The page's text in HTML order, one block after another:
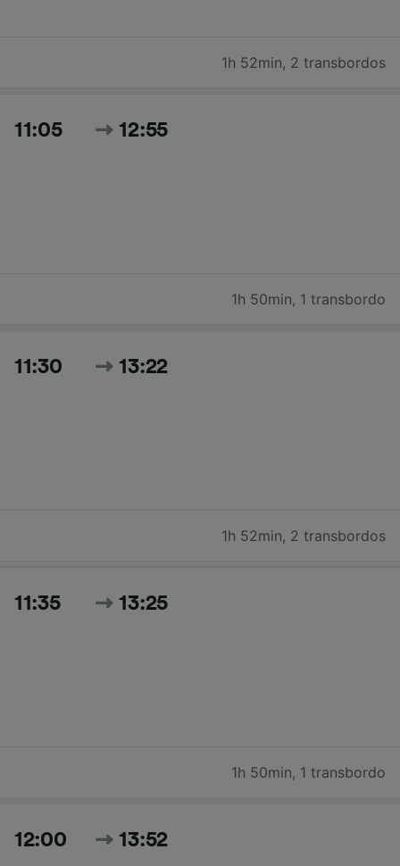
1h 52min, 2 transbordos
11:05 12:55
1h 50min, 1 transbordo
11:30 13:22
1h 52min, 2 transbordos
11:35 13:25
1h 50min, 1 transbordo
12:00 13:52